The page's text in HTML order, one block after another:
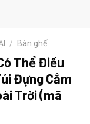
/ Bàn ghế
Thể Điều
Đựng Cắm
Trời (mã